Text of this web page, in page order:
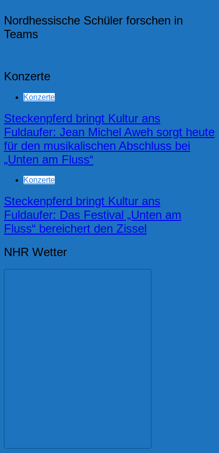
Nordhessische Schüler forschen in
Teams
Konzerte
Konzerte
Steckenpferd bringt Kultur ans
Fuldaufer: Jean Michel Aweh sorgt heute
für den musikalischen Abschluss bei
„Unten am Fluss“
Konzerte
Steckenpferd bringt Kultur ans
Fuldaufer: Das Festival „Unten am
Fluss“ bereichert den Zissel
NHR Wetter